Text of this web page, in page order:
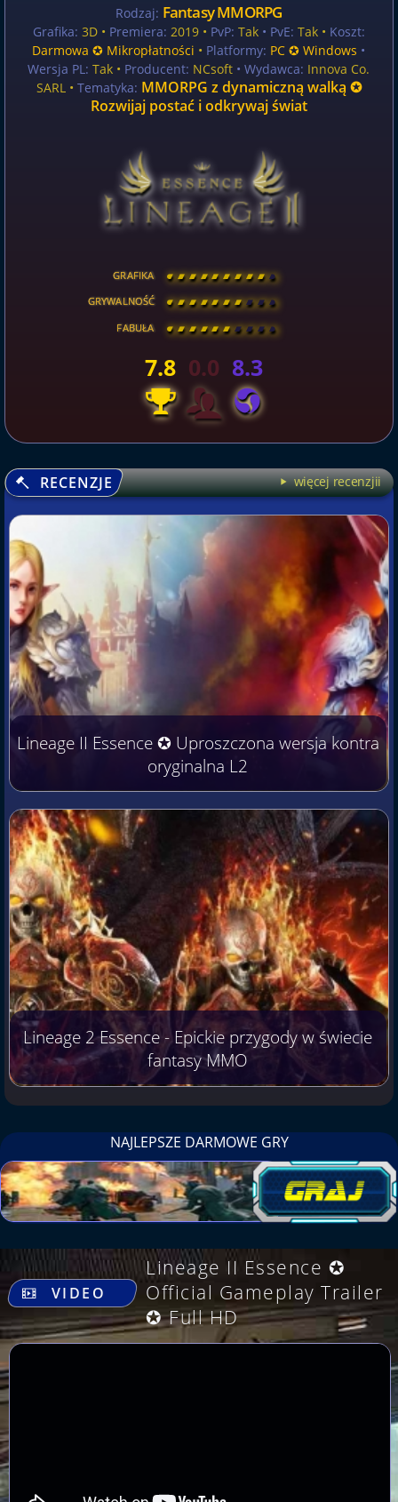
Rodzaj: Fantasy MMORPG
Grafika: 3D • Premiera: 2019 • PvP: Tak• PvE: Tak • Koszt:
Darmowa ✪ Mikropłatności • Platformy: PC ✪ Windows •
Wersja PL: Tak • Producent: NCsoft • Wydawca: Innova Co.
SARL • Tematyka: MMORPG z dynamiczną walką ✪
Rozwijaj postać i odkrywaj świat
GRAFIKA [ \ \ \ \ \ \ \ \ ]
GRYWALNOŚĆ [ \ \ \ \ \ \ \ \ ]
FABUŁA [ \ \ \ \ \ \ \ \ ]
7.8 0.0 8.3
RECENZJE więcej recenzjii
Lineage II Essence ✪ Uproszczona wersja kontra
oryginalna L2
Lineage 2 Essence - Epickie przygody w świecie
fantasy MMO
NAJLEPSZE DARMOWE GRY
.
VIDEO
Lineage II Essence ✪
Official Gameplay Trailer
✪ Full HD